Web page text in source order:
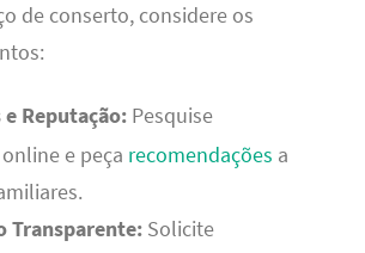
de conserto, considere os
Reputação:Pesquise
e peça recomendações a
Transparente:Solicite